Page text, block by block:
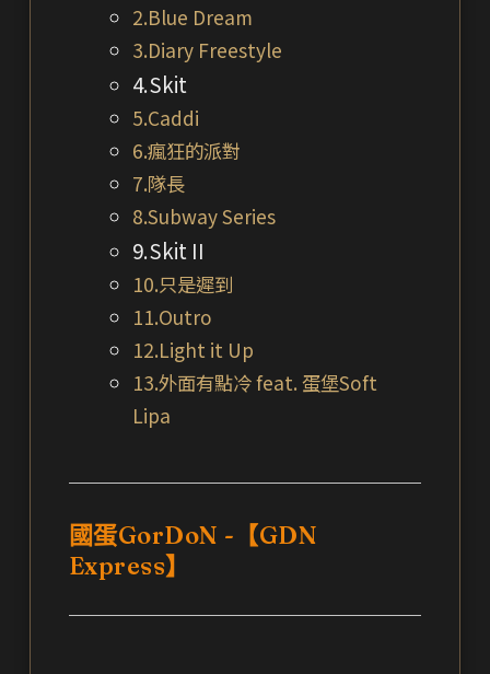
2.Blue Dream
3.Diary Freestyle
4.Skit
5.Caddi
6.瘋狂的派對
7.隊長
8.Subway Series
9.Skit II
10.只是遲到
11.Outro
12.Light it Up
13.外面有點冷 feat. 蛋堡Soft
Lipa
國蛋GorDoN -【GDN
Express】